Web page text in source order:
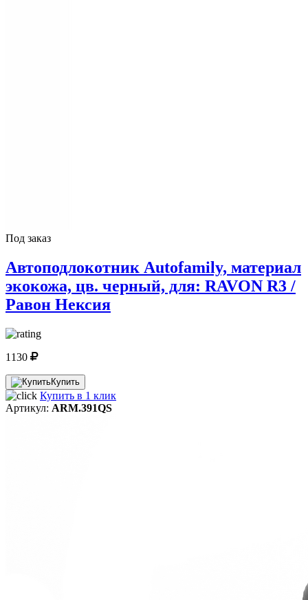
Под заказ
Автоподлокотник Autofamily, материал
экокожа, цв. черный, для: RAVON R3 /
Равон Нексия
1130
Купить
Купить в 1 клик
Артикул: ARM.391QS